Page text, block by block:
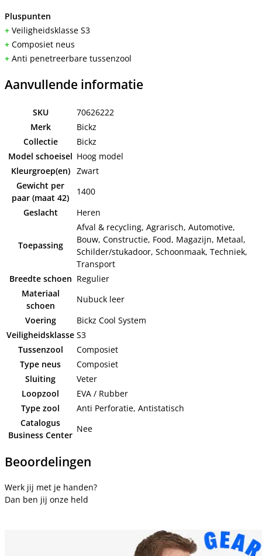
Pluspunten
+ Veiligheidsklasse S3
+ Composiet neus
+ Anti penetreerbare tussenzool
Aanvullende informatie
SKU
70626222
Merk
Bickz
Collectie
Bickz
Model schoeisel Hoog model
Kleurgroep(en)
Zwart
Gewicht per
paar (maat 42)
1400
Geslacht
Heren
Toepassing
Afval & recycling, Agrarisch, Automotive,
Bouw, Constructie, Food, Magazijn, Metaal,
Schilder/stukadoor, Schoonmaak, Techniek,
Transport
Breedte schoen Regulier
Materiaal
schoen
Nubuck leer
Voering
Bickz Cool System
Veiligheidsklasse S3
Tussenzool
Composiet
Type neus
Composiet
Sluiting
Veter
Loopzool
EVA / Rubber
Type zool
Anti Perforatie, Antistatisch
Catalogus
Business Center
Nee
Beoordelingen
Werk jij met je handen?
Dan ben jij onze held